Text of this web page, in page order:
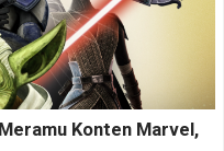
Konten Marvel,